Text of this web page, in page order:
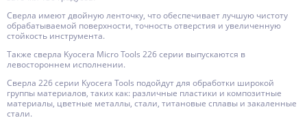
Сверла имеют двойную ленточку, что обеспечивает лучшую чистоту
обрабатываемой поверхности, точность отверстия и увеличенную
стойкость инструмента.
Также сверла Kyocera Micro Tools 226 серии выпускаются в
левостороннем исполнении.
Сверла 226 серии Kyocera Tools подойдут для обработки широкой
группы материалов, таких как: различные пластики и композитные
материалы, цветные металлы, стали, титановые сплавы и закаленные
стали.